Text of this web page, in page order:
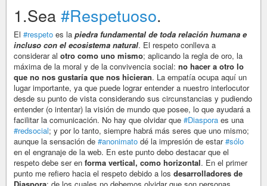
1.Sea #Respetuoso.
El #respeto es la piedra fundamental de toda relación humana e
incluso con el ecosistema natural. El respeto conlleva a
considerar al otro como uno mismo; aplicando la regla de oro, la
máxima de la moral y de la convivencia social: no hacer a otro lo
que no nos gustaría que nos hicieran. La empatía ocupa aquí un
lugar importante, ya que puede lograr entender a nuestro interlocutor
desde su punto de vista considerando sus circunstancias y pudiendo
entender (o intentar) la visión de mundo que posee, lo que ayudará a
facilitar la comunicación. No hay que olvidar que #Diaspora es una
#redsocial; y por lo tanto, siempre habrá más seres que uno mismo;
aunque la sensación de #anonimato dé la impresión de estar#sólo
en el engranaje de la web. En este punto debo destacar que el
respeto debe ser en forma vertical, como horizontal. En el primer
punto me refiero hacia el respeto debido a los desarrolladores de